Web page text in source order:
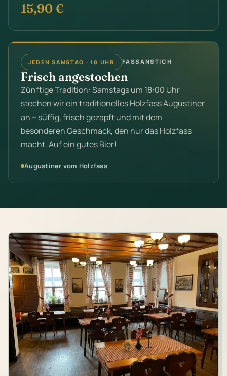
15,90 €
JEDEN SAMSTAG · 18 UHR FASSANSTICH
Frisch angestochen
Zünftige Tradition: Samstags um 18:00 Uhr
stechen wir ein traditionelles Holzfass Augustiner
an – süffig, frisch gezapft und mit dem
besonderen Geschmack, den nur das Holzfass
macht. Auf ein gutes Bier!
Augustiner vom Holzfass